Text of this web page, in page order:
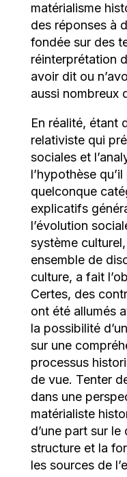
matérialisme
des réponses à
fondée sur des
réinterprétation
avoir dit ou
aussi nombreux
En réalité, étant
relativiste qui
sociales et
l’hypothèse
quelconque
explicatifs
l’évolution
système
ensemble de
culture, a fait
Certes, des
ont été allumés
la possibilité
sur une
processus
de vue. Tenter
dans une
matérialiste
d’une part sur
structure et la
les sources de